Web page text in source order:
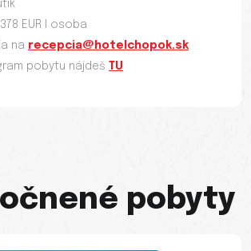
EUR I osoba
na recepcia@hotelchopok.sk
pobytu nájdeš
TU
pobyty